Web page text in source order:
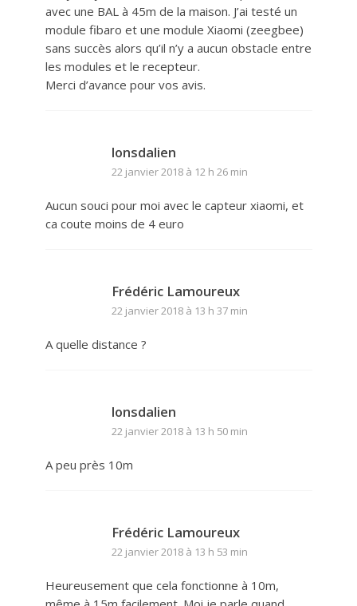
avec une BAL à 45m de la maison. J’ai testé un
module fibaro et une module Xiaomi (zeegbee)
sans succès alors qu’il n’y a aucun obstacle entre
les modules et le recepteur.
Merci d’avance pour vos avis.
lonsdalien
22 janvier 2018 à 12 h 26 min
Aucun souci pour moi avec le capteur xiaomi, et
ca coute moins de 4 euro
Frédéric Lamoureux
22 janvier 2018 à 13 h 37 min
A quelle distance ?
lonsdalien
22 janvier 2018 à 13 h 50 min
A peu près 10m
Frédéric Lamoureux
22 janvier 2018 à 13 h 53 min
Heureusement que cela fonctionne à 10m,